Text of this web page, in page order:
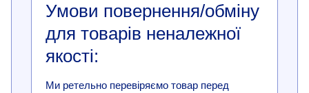
Умови повернення/обміну
для товарів неналежної
якості:
Ми ретельно перевіряємо товар перед